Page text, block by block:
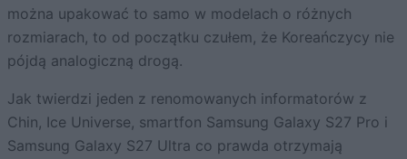
można upakować to samo w modelach o różnych
rozmiarach, to od początku czułem, że Koreańczycy nie
pójdą analogiczną drogą.
Jak twierdzi jeden z renomowanych informatorów z
Chin, Ice Universe, smartfon Samsung Galaxy S27 Pro i
Samsung Galaxy S27 Ultra co prawda otrzymają